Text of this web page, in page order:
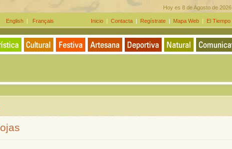
Hoy es 8 de Agosto de 2026
English | Français Inicio | Contacta | Regístrate | Mapa Web | El Tiempo